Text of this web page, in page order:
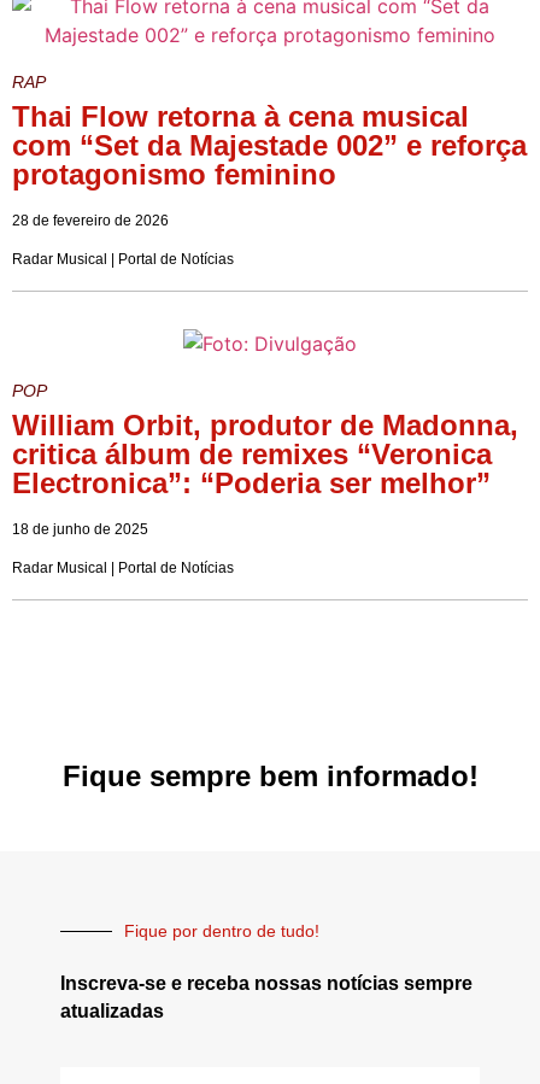
RAP
Thai Flow retorna à cena musical
com “Set da Majestade 002” e reforça
protagonismo feminino
28 de fevereiro de 2026
Radar Musical | Portal de Notícias
POP
William Orbit, produtor de Madonna,
critica álbum de remixes “Veronica
Electronica”: “Poderia ser melhor”
18 de junho de 2025
Radar Musical | Portal de Notícias
Fique sempre bem informado!
Fique por dentro de tudo!
Inscreva-se e receba nossas notícias sempre
atualizadas